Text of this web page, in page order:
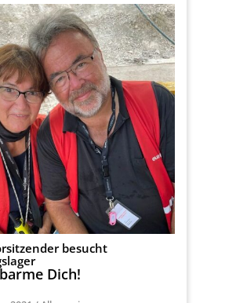
besucht
Dich!